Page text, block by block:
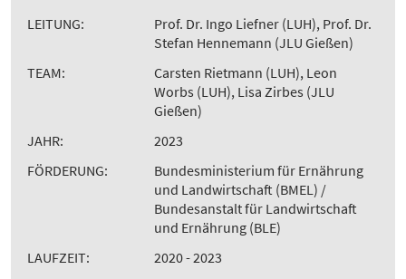
LEITUNG:
Prof. Dr. Ingo Liefner (LUH), Prof. Dr.
Stefan Hennemann (JLU Gießen)
TEAM:
Carsten Rietmann (LUH), Leon
Worbs (LUH), Lisa Zirbes (JLU
Gießen)
JAHR:
2023
FÖRDERUNG:
Bundesministerium für Ernährung
und Landwirtschaft (BMEL) /
Bundesanstalt für Landwirtschaft
und Ernährung (BLE)
LAUFZEIT:
2020 - 2023